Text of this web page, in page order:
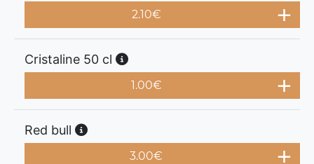
2.10€
Cristaline 50 cl
1.00€
Red bull
3.00€